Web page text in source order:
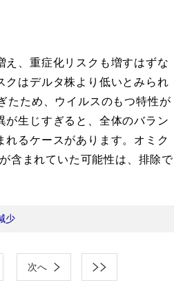
え、重症化リスクも増すはずな
クはデルタ株より低いとみられ
たため、ウイルスのもつ特性が
が生じすぎると、全体のバラン
れるケースがあります。オミク
含まれていた可能性は、排除で
少
次へ